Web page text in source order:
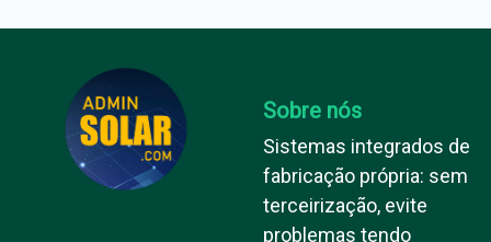
Sobre nós
Sistemas integrados de
fabricação própria: sem
terceirização, evite
problemas tendo